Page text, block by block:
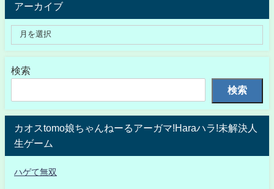
アーカイブ
検索
検索
カオスtomo娘ちゃんねーるアーガマ!Haraハラ!未解決人
生ゲーム
ハゲて無双